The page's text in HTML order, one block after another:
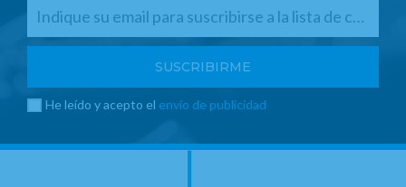
He leído y acepto el envío de publicidad